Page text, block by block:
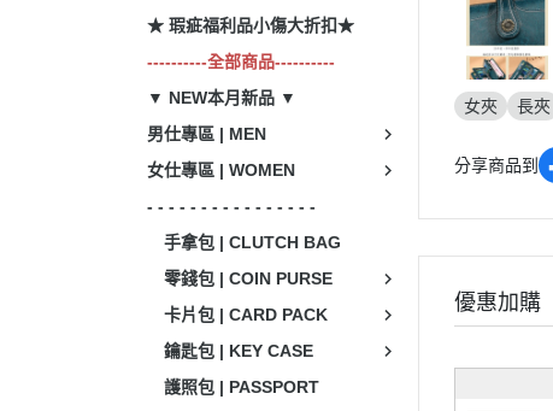
★ 瑕疵福利品小傷大折扣★
----------全部商品----------
▼ NEW本月新品 ▼
男仕專區 | MEN
女仕專區 | WOMEN
- - - - - - - - - - - - - - - -
手拿包 | CLUTCH BAG
零錢包 | COIN PURSE
卡片包 | CARD PACK
鑰匙包 | KEY CASE
護照包 | PASSPORT
女夾 長夾
分享商品到
優惠加購